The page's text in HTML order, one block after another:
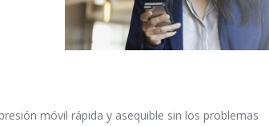
móvil rápida y asequible sin los problemas